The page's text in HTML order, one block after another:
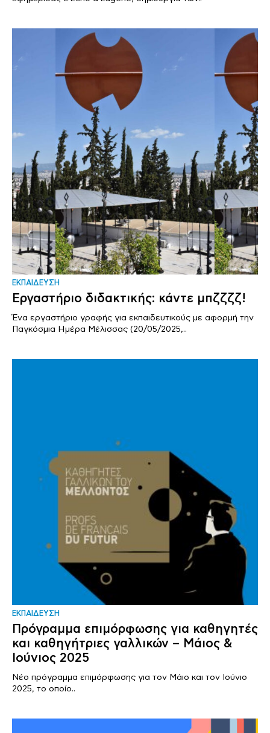
ΕΚΠΑΙΔΕΥΣΗ
Εργαστήριο διδακτικής: κάντε μπζζζζ!
Ένα εργαστήριο γραφής για εκπαιδευτικούς με αφορμή την
Παγκόσμια Ημέρα Μέλισσας (20/05/2025,..
ΕΚΠΑΙΔΕΥΣΗ
Πρόγραμμα επιμόρφωσης για καθηγητές
και καθηγήτριες γαλλικών – Μάιος &
Ιούνιος 2025
Νέο πρόγραμμα επιμόρφωσης για τον Μάιο και τον Ιούνιο
2025, το οποίο..